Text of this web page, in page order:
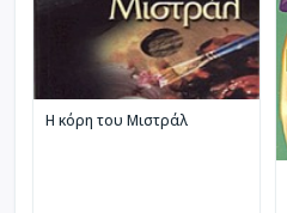
Η κόρη του Μιστράλ